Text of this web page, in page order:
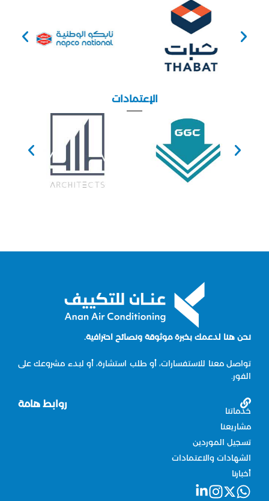
الإعتمادات
نحن هنا لدعمك بخبرة موثوقة ونصائح احترافية.
تواصل معنا للاستفسارات، أو طلب استشارة، أو لبدء مشروعك على
الفور.
روابط هامة
خدماتنا
مشاريعنا
تسجيل الموردين
الشهادات والاعتمادات
أخبارنا